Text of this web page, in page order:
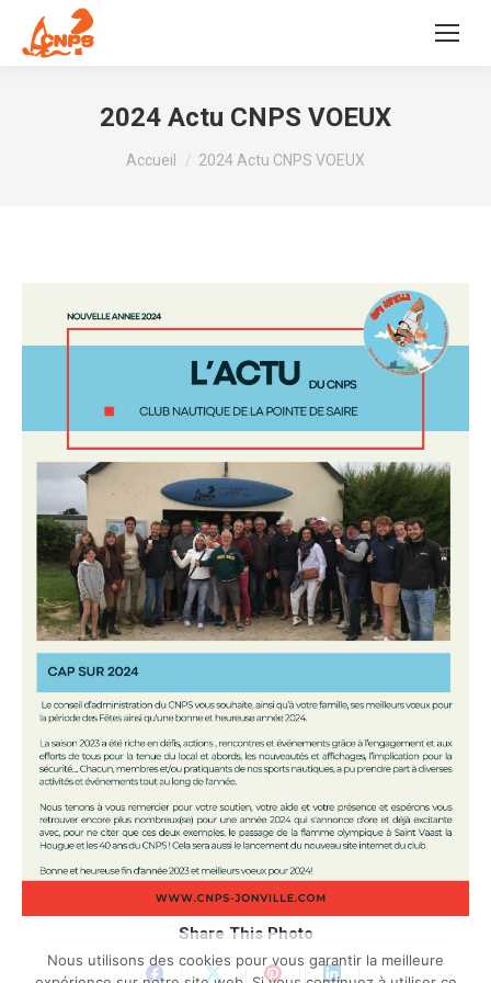
2024 Actu CNPS VOEUX
Vous êtes ici :
Accueil 2024 Actu CNPS VOEUX
Share This Photo
Nous utilisons des cookies pour vous garantir la meilleure